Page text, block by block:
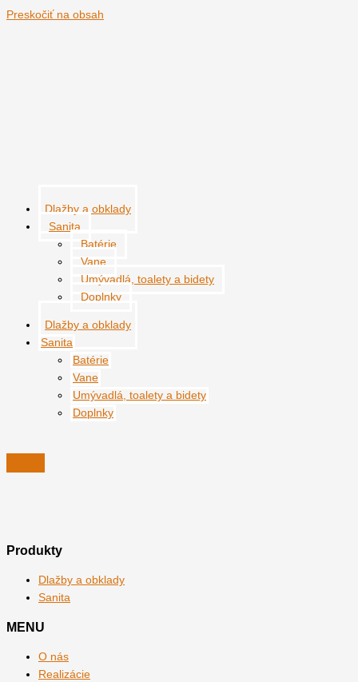
Preskočiť na obsah
Dlažby a obklady
Sanita
Batérie
Vane
Umývadlá, toalety a bidety
Doplnky
Dlažby a obklady
Sanita
Batérie
Vane
Umývadlá, toalety a bidety
Doplnky
Produkty
Dlažby a obklady
Sanita
MENU
O nás
Realizácie